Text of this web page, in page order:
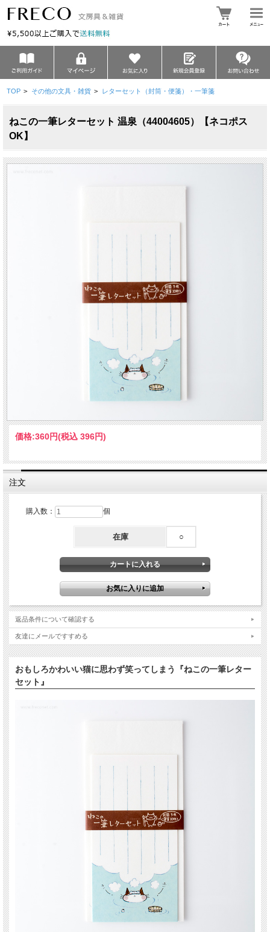
TOP > その他の文具・雑貨 > レターセット（封筒・便箋）・一筆箋
ねこの一筆レターセット 温泉（44004605）【ネコポス
OK】
価格:360円(税込 396円)
注文
購入数： 個
在庫 ○
返品条件について確認する
友達にメールですすめる
おもしろかわいい猫に思わず笑ってしまう『ねこの一筆レター
セット』